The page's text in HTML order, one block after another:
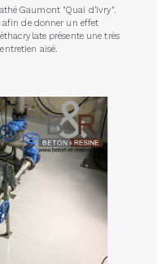
Gaumont "Quai d’Ivry".
afin de donner un effet
présente une très
aisé.